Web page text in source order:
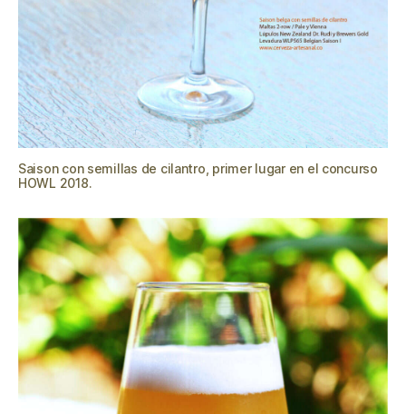
Saison con semillas de cilantro, primer lugar en el concurso
HOWL 2018.